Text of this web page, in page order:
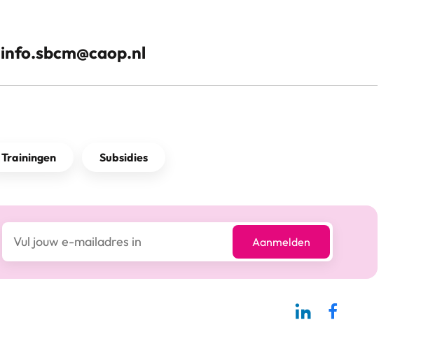
info.sbcm@caop.nl
Trainingen Subsidies
E-mailadres*
Aanmelden
Linkedin-pagina SBCM
Facebook SBCM